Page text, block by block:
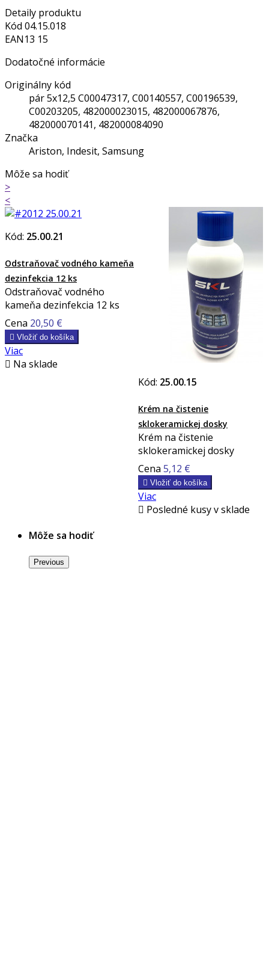
Detaily produktu
Kód 04.15.018
EAN13 15
Dodatočné informácie
Originálny kód
pár 5x12,5 C00047317, C00140557, C00196539,
C00203205, 482000023015, 482000067876,
482000070141, 482000084090
Značka
Ariston, Indesit, Samsung
Môže sa hodiť
>
<
Kód: 25.00.21
Odstraňovač vodného kameňa
dezinfekcia 12 ks
Odstraňovač vodného
kameňa dezinfekcia 12 ks
Cena 20,50 €
 Vložiť do košíka
Viac
 Na sklade
Kód: 25.00.15
Krém na čistenie
sklokeramickej dosky
Krém na čistenie
sklokeramickej dosky
Cena 5,12 €
 Vložiť do košíka
Viac
 Posledné kusy v sklade
Môže sa hodiť
Previous